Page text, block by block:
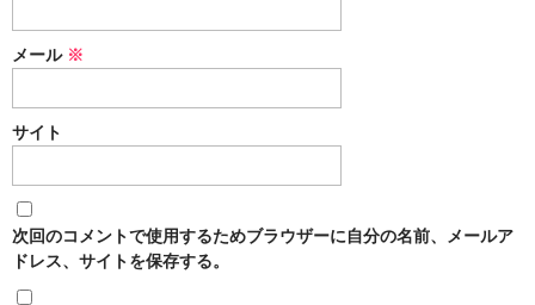
メール ※
サイト
次回のコメントで使用するためブラウザーに自分の名前、メールア
ドレス、サイトを保存する。